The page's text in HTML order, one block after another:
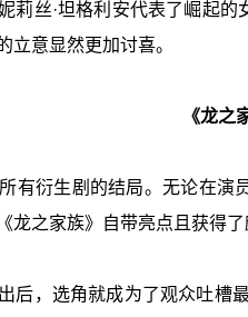
莉丝·坦格利安代表了崛起
立意显然更加讨喜。
《龙之
有衍生剧的结局。无论在
龙之家族》自带亮点且获得
后，选角就成为了观众吐槽